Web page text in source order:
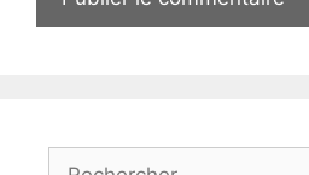
Rechercher :